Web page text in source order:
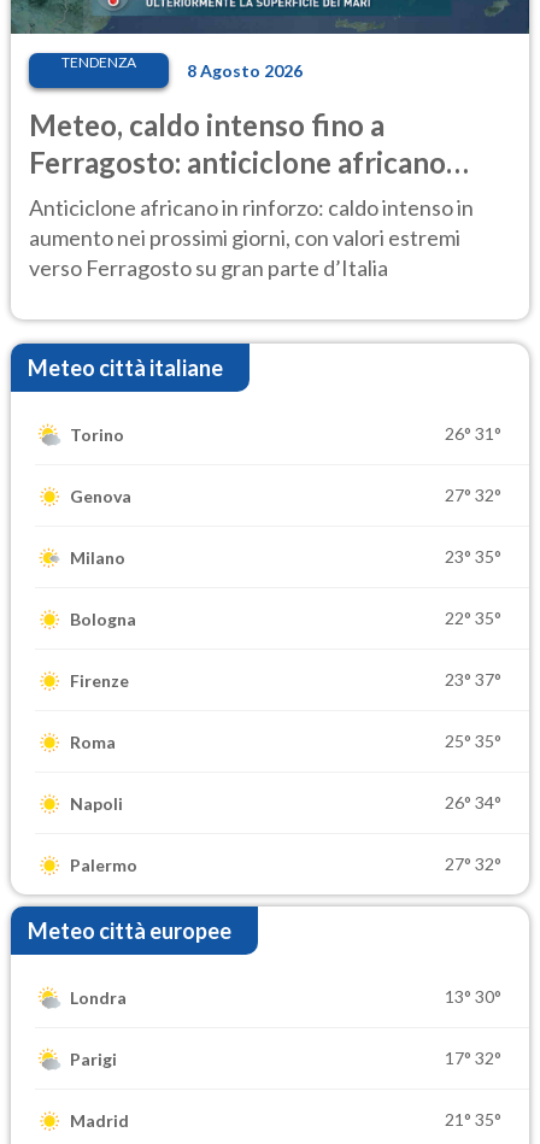
TENDENZA 8 Agosto 2026
Meteo, caldo intenso fino a
Ferragosto: anticiclone africano
ancora protagonista
Anticiclone africano in rinforzo: caldo intenso in
aumento nei prossimi giorni, con valori estremi
verso Ferragosto su gran parte d’Italia
Meteo città italiane
Torino 26° 31°
Genova 27° 32°
Milano 23° 35°
Bologna 22° 35°
Firenze 23° 37°
Roma 25° 35°
Napoli 26° 34°
Palermo 27° 32°
Meteo città europee
Londra 13° 30°
Parigi 17° 32°
Madrid 21° 35°